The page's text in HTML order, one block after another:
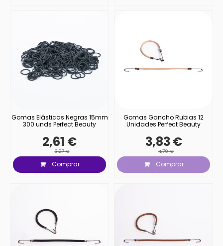
Gomas Elásticas Negras 15mm
300 unds Perfect Beauty
2,61 €
3,27 €
Comprar
Gomas Gancho Rubias 12
Unidades Perfect Beauty
3,83 €
4,79 €
Comprar